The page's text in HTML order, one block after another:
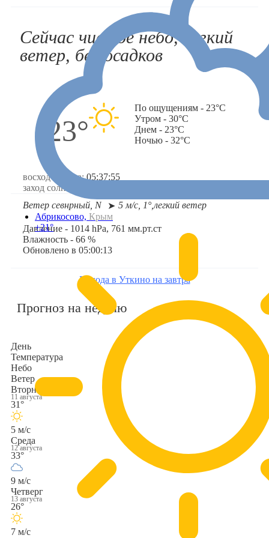
Абрикосово, Крым
+21°
Сейчас чистое небо, легкий
ветер, без осадков
23°
По ощущениям - 23°C
Утром - 30°C
Днем - 23°C
Ночью - 32°C
восход солнца:05:37:55
заход солнца:
Ветер севнрный, N
➤ 5 м/с, 1°, легкий ветер
Давление - 1014 hPa, 761 мм.рт.ст
Влажность - 66 %
Обновлено в 05:00:13
Погода в Уткино на завтра
Прогноз на неделю
День
Температура
Небо
Ветер
Вторник
11 августа
31°
5 м/с
Среда
12 августа
33°
9 м/с
Четверг
13 августа
26°
7 м/с